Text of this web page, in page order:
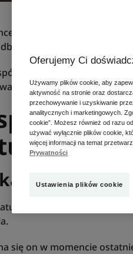
aby Twój tatuaż
z tattoome.com
go w idealnym stanie
#1:
powie Ci, że
się on w momencie
Oferujemy Ci
Używamy plików cookie, aby
aktywność na stronie oraz
przechowywanie i uzyskiwanie
analitycznych i marketingowych.
cookie”. Możesz również od razu
używać wyłącznie plików cookie,
więcej informacji na temat
Prywatności
Ustawienia plików cookie